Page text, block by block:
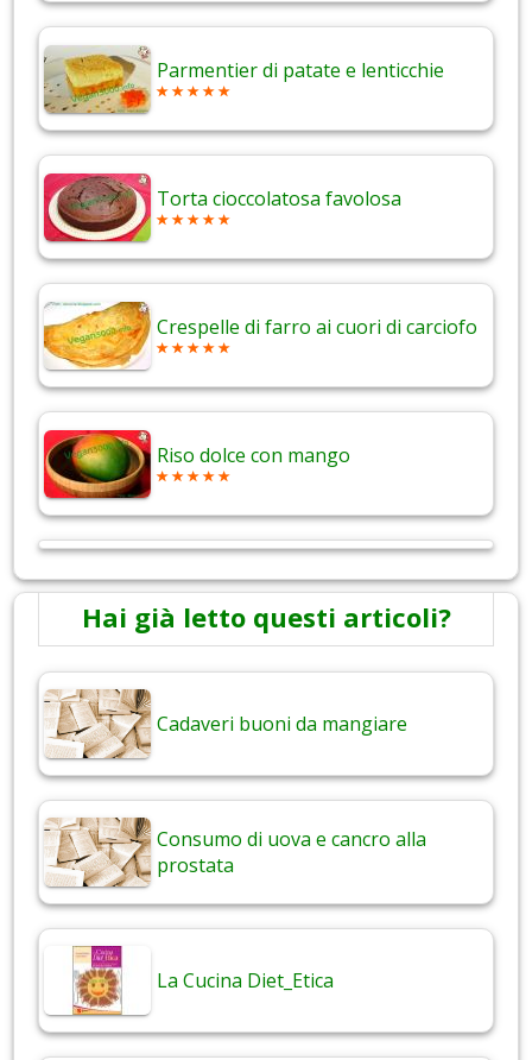
Parmentier di patate e lenticchie
Torta cioccolatosa favolosa
Crespelle di farro ai cuori di carciofo
Riso dolce con mango
Hai già letto questi articoli?
Cadaveri buoni da mangiare
Consumo di uova e cancro alla
prostata
La Cucina Diet_Etica